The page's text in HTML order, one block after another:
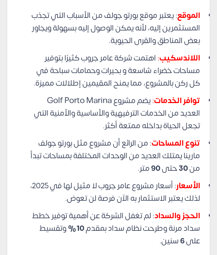
الموقع: يعتبر موقع بورتو جولف من الأسباب التي تجذب
المستثمرين إليه، لأنه يمكن الوصول إليه بسهولة ويجاور
بعض المناطق والقرى الحيوية.
اللاندسكيب:اهتمت شركة عامر جروب كثيرًا بتوفير
مساحات خضراء شاسعة و بحيرات وحمامات سباحة في
كل ركن بالمشروع، مما يمنح المقيمين إطلالات مميزة.
توافر الخدمات:
يضم مشروع Golf Porto Marina
العديد من الخدمات الترفيهية والأساسية والأمنية التي
تجعل الحياة بداخله ممتعة أكثر.
تنوع المساحات: من الرائع أن مشروع مثل بورتو جولف
مارينا يمتلك العديد من الوحدات المختلفة بمساحات تبدأ
من30حتى90متر.
الأسعار
: أسعار مشروع عامر جروب لا مثيل لها في 2025،
لذلك يعتبر الاستثمار به الآن فرصة لن تعوض.
الحجز والسداد: لم تغفل الشركة عن أهمية توفير خطط
سداد مرنة وطرحت نظام سداد بمقدم10%
وتقسيط
على
سنين.